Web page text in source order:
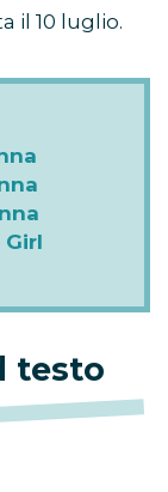
il 10 luglio.
testo